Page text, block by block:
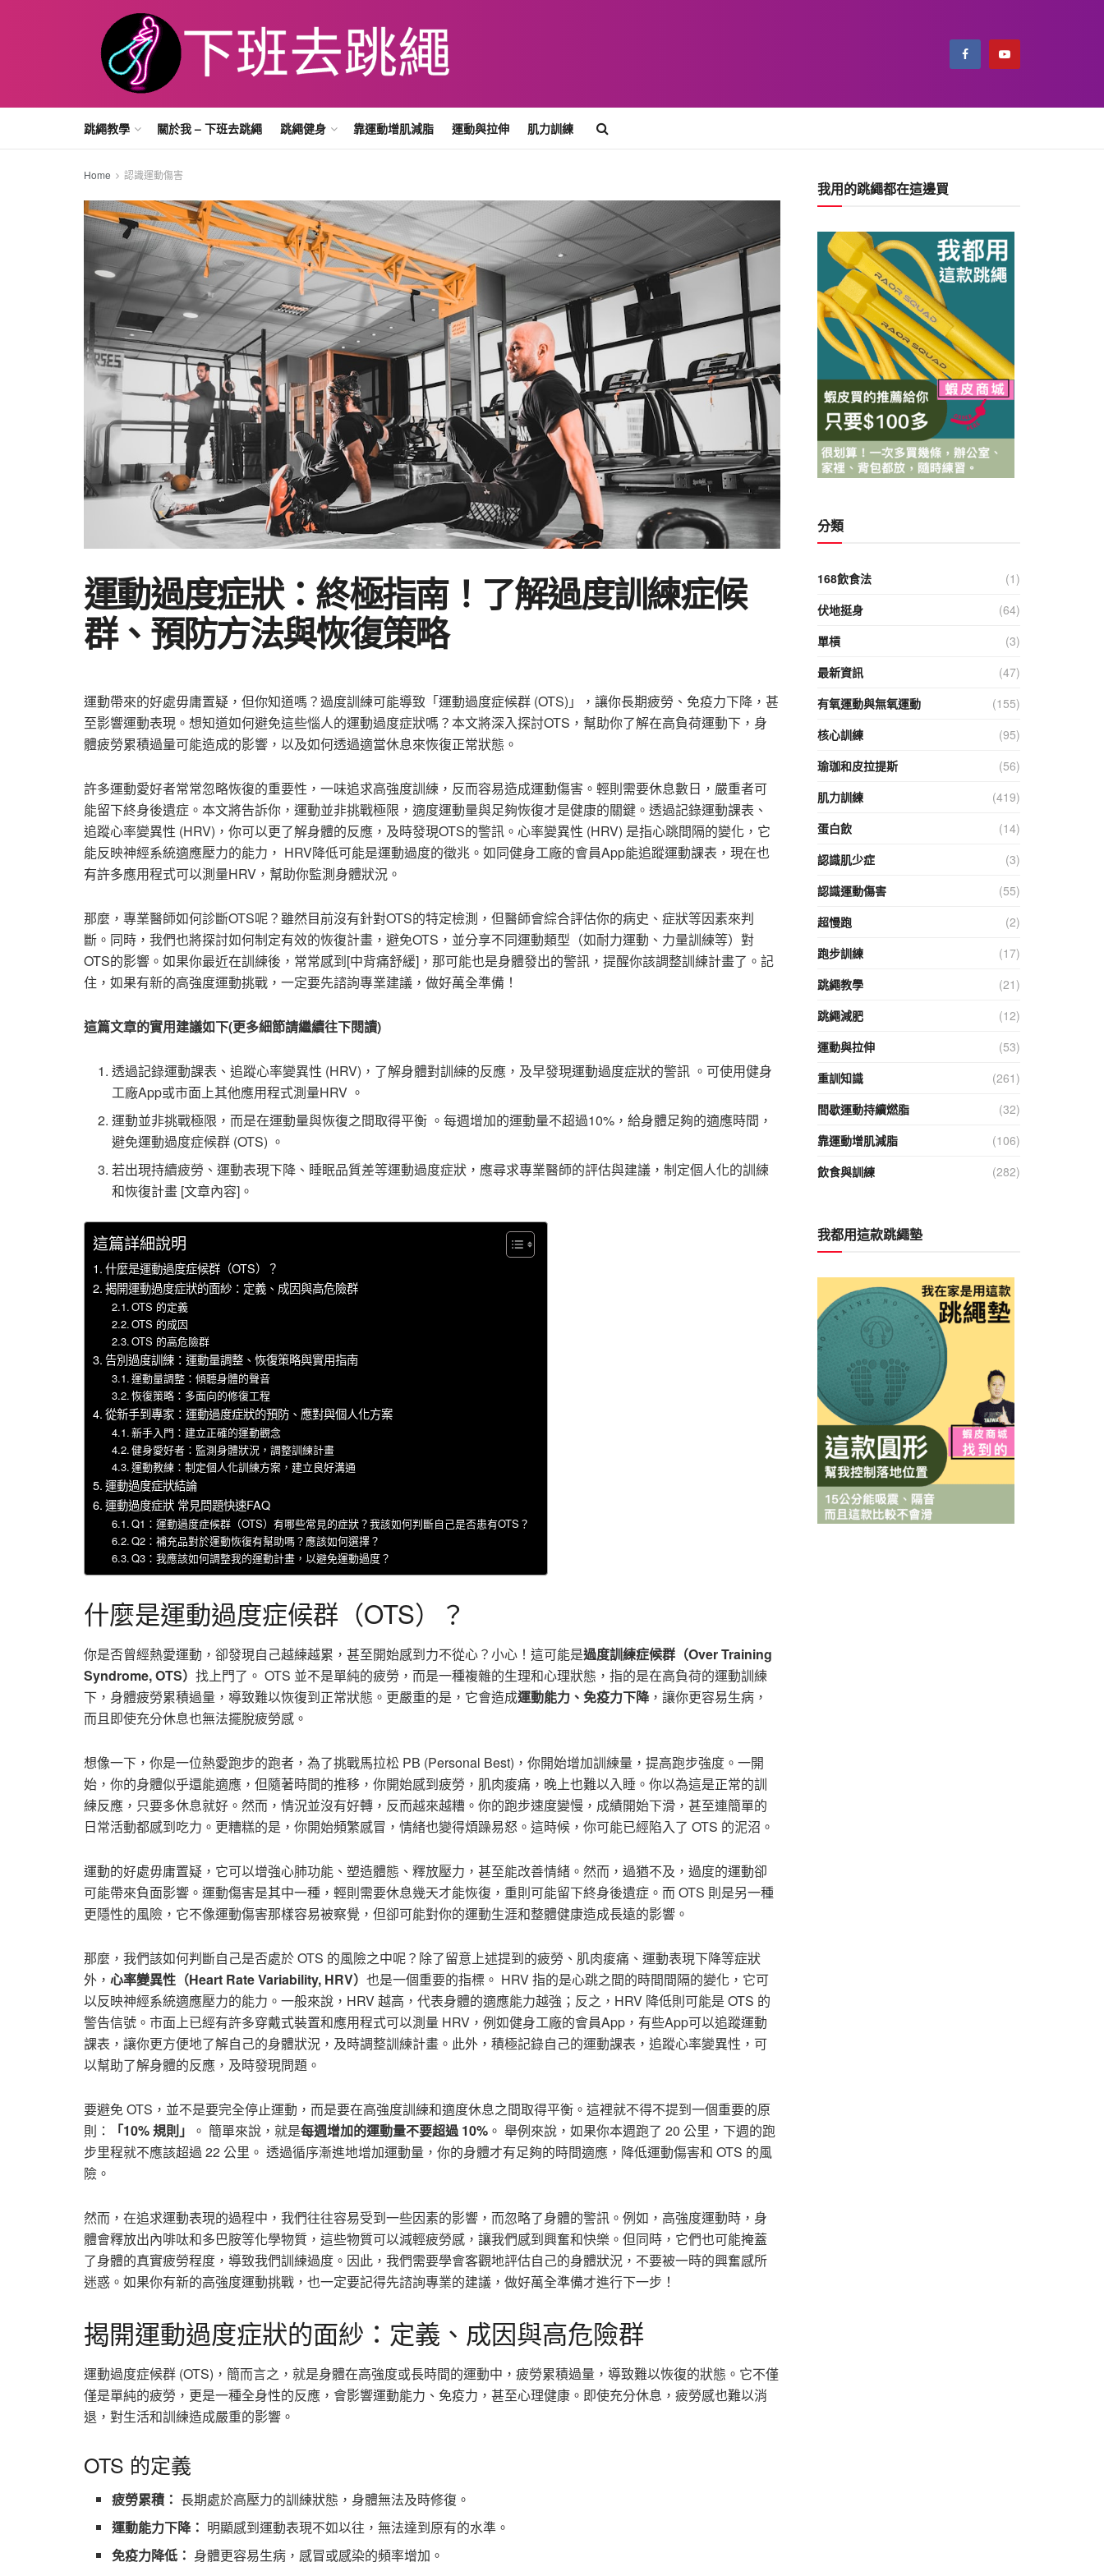
跳繩教學 關於我 – 下班去跳繩 跳繩健身 靠運動增肌減脂 運動與拉伸 肌力訓練
Home 認識運動傷害
運動過度症狀：終極指南！了解過度訓練症候
群、預防方法與恢復策略
運動帶來的好處毋庸置疑，但你知道嗎？過度訓練可能導致「運動過度症候群 (OTS)」，讓你長期疲勞、免疫力下降，甚
至影響運動表現。想知道如何避免這些惱人的運動過度症狀嗎？本文將深入探討OTS，幫助你了解在高負荷運動下，身
體疲勞累積過量可能造成的影響，以及如何透過適當休息來恢復正常狀態。
許多運動愛好者常常忽略恢復的重要性，一味追求高強度訓練，反而容易造成運動傷害。輕則需要休息數日，嚴重者可
能留下終身後遺症。本文將告訴你，運動並非挑戰極限，適度運動量與足夠恢復才是健康的關鍵。透過記錄運動課表、
追蹤心率變異性 (HRV)，你可以更了解身體的反應，及時發現OTS的警訊。心率變異性 (HRV) 是指心跳間隔的變化，它
能反映神經系統適應壓力的能力， HRV降低可能是運動過度的徵兆。如同健身工廠的會員App能追蹤運動課表，現在也
有許多應用程式可以測量HRV，幫助你監測身體狀況。
那麼，專業醫師如何診斷OTS呢？雖然目前沒有針對OTS的特定檢測，但醫師會綜合評估你的病史、症狀等因素來判
斷。同時，我們也將探討如何制定有效的恢復計畫，避免OTS，並分享不同運動類型（如耐力運動、力量訓練等）對
OTS的影響。如果你最近在訓練後，常常感到[中背痛舒緩]，那可能也是身體發出的警訊，提醒你該調整訓練計畫了。記
住，如果有新的高強度運動挑戰，一定要先諮詢專業建議，做好萬全準備！
這篇文章的實用建議如下(更多細節請繼續往下閱讀)
透過記錄運動課表、追蹤心率變異性 (HRV)，了解身體對訓練的反應，及早發現運動過度症狀的警訊 。可使用健身
工廠App或市面上其他應用程式測量HRV 。
運動並非挑戰極限，而是在運動量與恢復之間取得平衡 。每週增加的運動量不超過10%，給身體足夠的適應時間，
避免運動過度症候群 (OTS) 。
若出現持續疲勞、運動表現下降、睡眠品質差等運動過度症狀，應尋求專業醫師的評估與建議，制定個人化的訓練
和恢復計畫 [文章內容]。
這篇詳細說明
什麼是運動過度症候群（OTS）？
揭開運動過度症狀的面紗：定義、成因與高危險群
OTS 的定義
OTS 的成因
OTS 的高危險群
告別過度訓練：運動量調整、恢復策略與實用指南
運動量調整：傾聽身體的聲音
恢復策略：多面向的修復工程
從新手到專家：運動過度症狀的預防、應對與個人化方案
新手入門：建立正確的運動觀念
健身愛好者：監測身體狀況，調整訓練計畫
運動教練：制定個人化訓練方案，建立良好溝通
運動過度症狀結論
運動過度症狀 常見問題快速FAQ
Q1：運動過度症候群（OTS）有哪些常見的症狀？我該如何判斷自己是否患有OTS？
Q2：補充品對於運動恢復有幫助嗎？應該如何選擇？
Q3：我應該如何調整我的運動計畫，以避免運動過度？
什麼是運動過度症候群（OTS）？
你是否曾經熱愛運動，卻發現自己越練越累，甚至開始感到力不從心？小心！這可能是過度訓練症候群（Over Training
Syndrome, OTS） 找上門了。 OTS 並不是單純的疲勞，而是一種複雜的生理和心理狀態，指的是在高負荷的運動訓練
下，身體疲勞累積過量，導致難以恢復到正常狀態。更嚴重的是，它會造成運動能力、免疫力下降，讓你更容易生病，
而且即使充分休息也無法擺脫疲勞感。
想像一下，你是一位熱愛跑步的跑者，為了挑戰馬拉松 PB (Personal Best)，你開始增加訓練量，提高跑步強度。一開
始，你的身體似乎還能適應，但隨著時間的推移，你開始感到疲勞，肌肉痠痛，晚上也難以入睡。你以為這是正常的訓
練反應，只要多休息就好。然而，情況並沒有好轉，反而越來越糟。你的跑步速度變慢，成績開始下滑，甚至連簡單的
日常活動都感到吃力。更糟糕的是，你開始頻繁感冒，情緒也變得煩躁易怒。這時候，你可能已經陷入了 OTS 的泥沼。
運動的好處毋庸置疑，它可以增強心肺功能、塑造體態、釋放壓力，甚至能改善情緒。然而，過猶不及，過度的運動卻
可能帶來負面影響。運動傷害是其中一種，輕則需要休息幾天才能恢復，重則可能留下終身後遺症。而 OTS 則是另一種
更隱性的風險，它不像運動傷害那樣容易被察覺，但卻可能對你的運動生涯和整體健康造成長遠的影響。
那麼，我們該如何判斷自己是否處於 OTS 的風險之中呢？除了留意上述提到的疲勞、肌肉痠痛、運動表現下降等症狀
外， 心率變異性（Heart Rate Variability, HRV） 也是一個重要的指標。 HRV 指的是心跳之間的時間間隔的變化，它可
以反映神經系統適應壓力的能力。一般來說，HRV 越高，代表身體的適應能力越強；反之，HRV 降低則可能是 OTS 的
警告信號。市面上已經有許多穿戴式裝置和應用程式可以測量 HRV，例如健身工廠的會員App，有些App可以追蹤運動
課表，讓你更方便地了解自己的身體狀況，及時調整訓練計畫。此外，積極記錄自己的運動課表，追蹤心率變異性，可
以幫助了解身體的反應，及時發現問題。
要避免 OTS，並不是要完全停止運動，而是要在高強度訓練和適度休息之間取得平衡。這裡就不得不提到一個重要的原
則：
「10% 規則」 。 簡單來說，就是每週增加的運動量不要超過 10% 。 舉例來說，如果你本週跑了 20 公里，下週的跑
步里程就不應該超過 22 公里。 透過循序漸進地增加運動量，你的身體才有足夠的時間適應，降低運動傷害和 OTS 的風
險。
然而，在追求運動表現的過程中，我們往往容易受到一些因素的影響，而忽略了身體的警訊。例如，高強度運動時，身
體會釋放出內啡呔和多巴胺等化學物質，這些物質可以減輕疲勞感，讓我們感到興奮和快樂。但同時，它們也可能掩蓋
了身體的真實疲勞程度，導致我們訓練過度。因此，我們需要學會客觀地評估自己的身體狀況，不要被一時的興奮感所
迷惑。如果你有新的高強度運動挑戰，也一定要記得先諮詢專業的建議，做好萬全準備才進行下一步！
揭開運動過度症狀的面紗：定義、成因與高危險群
運動過度症候群 (OTS)，簡而言之，就是身體在高強度或長時間的運動中，疲勞累積過量，導致難以恢復的狀態。它不僅
僅是單純的疲勞，更是一種全身性的反應，會影響運動能力、免疫力，甚至心理健康。即使充分休息，疲勞感也難以消
退，對生活和訓練造成嚴重的影響。
OTS 的定義
疲勞累積： 長期處於高壓力的訓練狀態，身體無法及時修復。
運動能力下降： 明顯感到運動表現不如以往，無法達到原有的水準。
免疫力降低： 身體更容易生病，感冒或感染的頻率增加。
我用的跳繩都在這邊買
分類
168飲食法
(1)
伏地挺身
(64)
單槓
(3)
最新資訊
(47)
有氧運動與無氧運動
(155)
核心訓練
(95)
瑜珈和皮拉提斯
(56)
肌力訓練
(419)
蛋白飲
(14)
認識肌少症
(3)
認識運動傷害
(55)
超慢跑
(2)
跑步訓練
(17)
跳繩教學
(21)
跳繩減肥
(12)
運動與拉伸
(53)
重訓知識
(261)
間歇運動持續燃脂
(32)
靠運動增肌減脂
(106)
飲食與訓練
(282)
我都用這款跳繩墊